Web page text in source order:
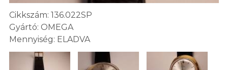
Cikkszám: 136.022SP
Gyártó: OMEGA
Mennyiség: ELADVA